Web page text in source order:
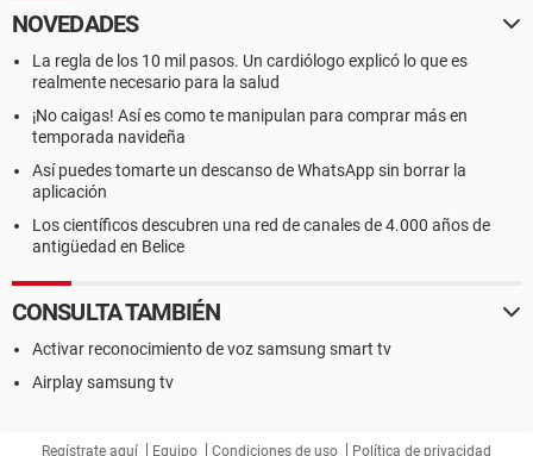
NOVEDADES
La regla de los 10 mil pasos. Un cardiólogo explicó lo que es
realmente necesario para la salud
¡No caigas! Así es como te manipulan para comprar más en
temporada navideña
Así puedes tomarte un descanso de WhatsApp sin borrar la
aplicación
Los científicos descubren una red de canales de 4.000 años de
antigüedad en Belice
CONSULTA TAMBIÉN
Activar reconocimiento de voz samsung smart tv
Airplay samsung tv
Regístrate aquí Equipo Condiciones de uso Política de privacidad